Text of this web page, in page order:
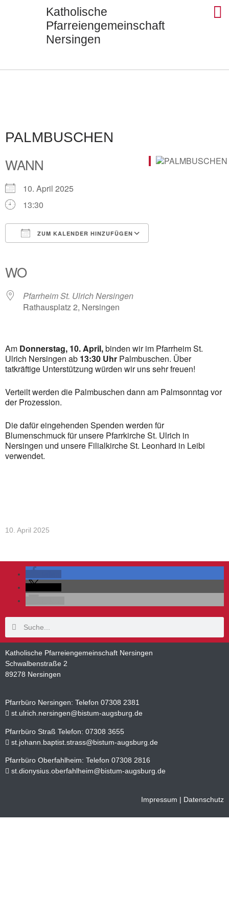
Katholische
Pfarreiengemeinschaft
Nersingen
PALMBUSCHEN
WANN
10. April 2025
13:30
ZUM KALENDER HINZUFÜGEN
WO
Pfarrheim St. Ulrich Nersingen
Rathausplatz 2, Nersingen
Am Donnerstag, 10. April,binden wir im Pfarrheim St.
Ulrich Nersingen ab 13:30 Uhr Palmbuschen. Über
tatkräftige Unterstützung würden wir uns sehr freuen!
Verteilt werden die Palmbuschen dann am Palmsonntag vor
der Prozession.
Die dafür eingehenden Spenden werden für
Blumenschmuck für unsere Pfarrkirche St. Ulrich in
Nersingen und unsere Filialkirche St. Leonhard in Leibi
verwendet.
10. April 2025
Katholische Pfarreiengemeinschaft Nersingen
Schwalbenstraße 2
89278 Nersingen
Pfarrbüro Nersingen: Telefon 07308 2381
st.ulrich.nersingen@bistum-augsburg.de
Pfarrbüro Straß Telefon: 07308 3655
st.johann.baptist.strass@bistum-augsburg.de
Pfarrbüro Oberfahlheim: Telefon 07308 2816
st.dionysius.oberfahlheim@bistum-augsburg.de
Impressum | Datenschutz